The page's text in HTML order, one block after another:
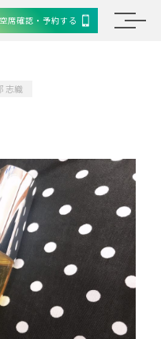
空席確認・予約する
志織